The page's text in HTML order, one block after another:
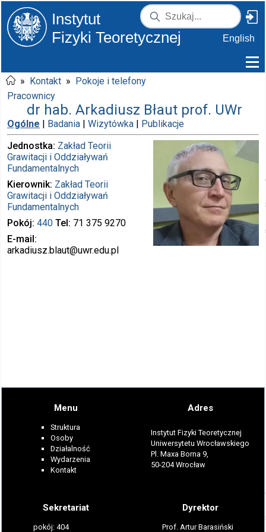
Instytut
Fizyki Teoretycznej
English
» Kontakt » Pokoje i telefony
Pracownicy
dr hab. Arkadiusz Błaut prof. UWr
Ogólne | Badania | Wizytówka | Publikacje
Jednostka Zakład Teorii
Grawitacji i Oddziaływań
Fundamentalnych
Kierownik Zakład Teorii
Grawitacji i Oddziaływań
Fundamentalnych
Pokój 440 Tel 71 375 9270
E-mail
arkadiusz.blaut@uwr.edu.pl
Menu
Struktura
Osoby
Działalność
Wydarzenia
Kontakt
Adres
Instytut Fizyki Teoretycznej
Uniwersytetu Wrocławskiego
Pl. Maxa Borna 9,
50-204 Wrocław
Sekretariat
pokój: 404
Dyrektor
Prof. Artur Barasiński